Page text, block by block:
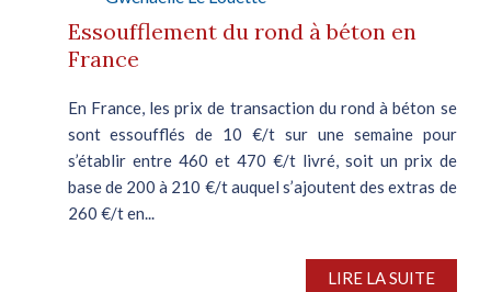
Essoufflement du rond à béton en
France
En France, les prix de transaction du rond à béton se
sont essoufflés de 10 €/t sur une semaine pour
s’établir entre 460 et 470 €/t livré, soit un prix de
base de 200 à 210 €/t auquel s’ajoutent des extras de
260 €/t en...
LIRE LA SUITE